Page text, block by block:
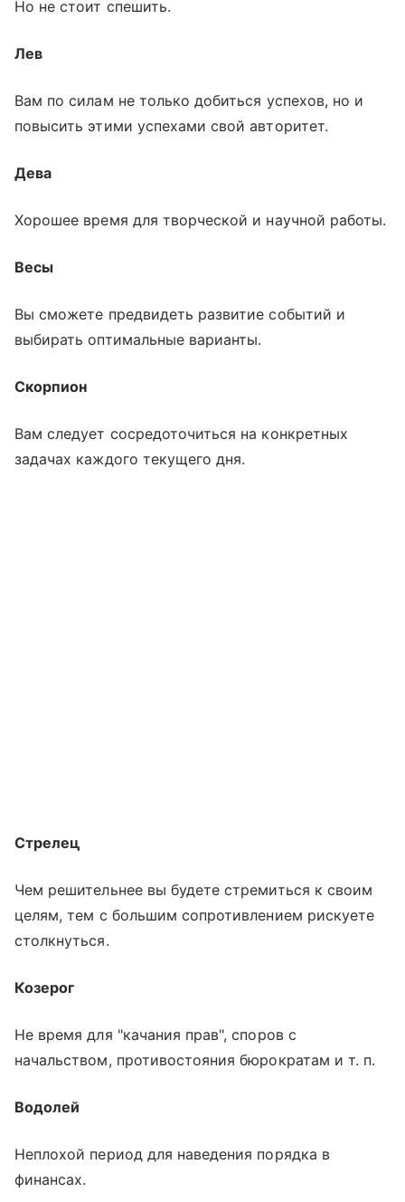
Но не стоит спешить.
Лев
Вам по силам не только добиться успехов, но и
повысить этими успехами свой авторитет.
Дева
Хорошее время для творческой и научной работы.
Весы
Вы сможете предвидеть развитие событий и
выбирать оптимальные варианты.
Скорпион
Вам следует сосредоточиться на конкретных
задачах каждого текущего дня.
Стрелец
Чем решительнее вы будете стремиться к своим
целям, тем с большим сопротивлением рискуете
столкнуться.
Козерог
Не время для "качания прав", споров с
начальством, противостояния бюрократам и т. п.
Водолей
Неплохой период для наведения порядка в
финансах.